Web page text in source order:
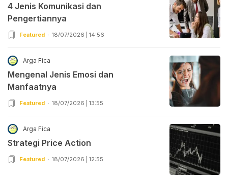
4 Jenis Komunikasi dan
Pengertiannya
Featured 18/07/2026 | 14:56
Arga Fica
Mengenal Jenis Emosi dan
Manfaatnya
Featured 18/07/2026 | 13:55
Arga Fica
Strategi Price Action
Featured 18/07/2026 | 12:55